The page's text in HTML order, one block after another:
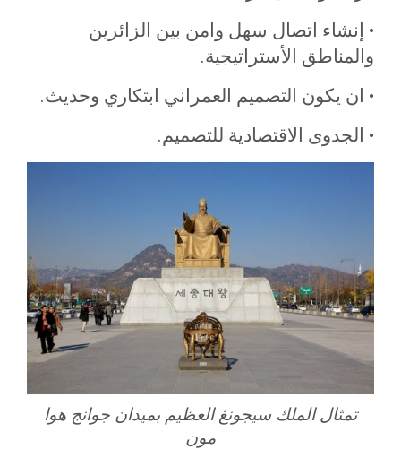
• إنشاء اتصال سهل وامن بين الزائرين
والمناطق الأستراتيجية.
• ان يكون التصميم العمراني ابتكاري وحديث.
• الجدوى الاقتصادية للتصميم.
تمثال الملك سيجونغ العظيم بميدان جوانج هوا
مون